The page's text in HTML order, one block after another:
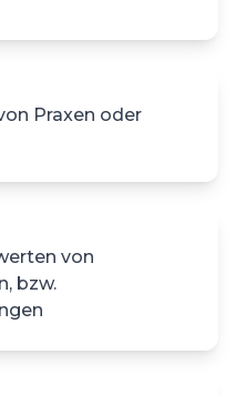
Praxen oder
von
bzw.